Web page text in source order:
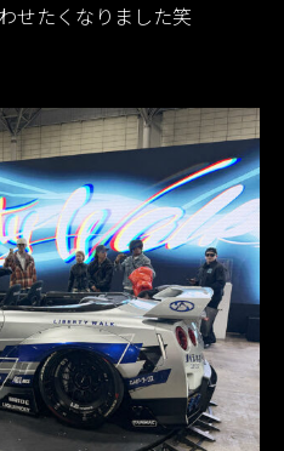
せたくなりました笑